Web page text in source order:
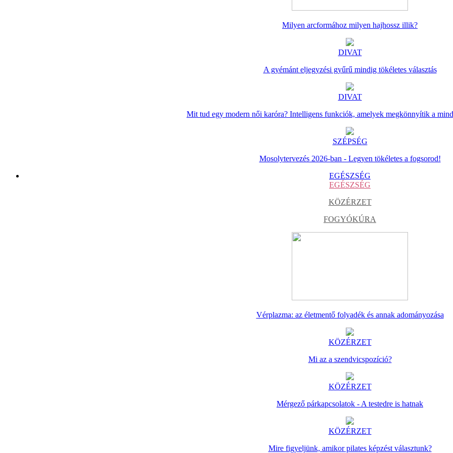
Milyen arcformához milyen hajhossz illik?
DIVAT
A gyémánt eljegyzési gyűrű mindig tökéletes választás
DIVAT
Mit tud egy modern női karóra? Intelligens funkciók, amelyek megkönnyítik a
SZÉPSÉG
Mosolytervezés 2026-ban - Legyen tökéletes a fogsorod!
EGÉSZSÉG
EGÉSZSÉG
KÖZÉRZET
FOGYÓKÚRA
Vérplazma: az életmentő folyadék és annak adományozása
KÖZÉRZET
Mi az a szendvicspozíció?
KÖZÉRZET
Mérgező párkapcsolatok - A testedre is hatnak
KÖZÉRZET
Mire figyeljünk, amikor pilates képzést választunk?